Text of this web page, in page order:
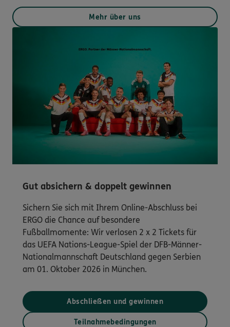
Mehr über uns
Gut absichern & doppelt gewinnen
Sichern Sie sich mit Ihrem Online-Abschluss bei
ERGO die Chance auf besondere
Fußballmomente: Wir verlosen 2 x 2 Tickets für
das UEFA Nations-League-Spiel der DFB-Männer-
Nationalmannschaft Deutschland gegen Serbien
am 01. Oktober 2026 in München.
Abschließen und gewinnen
Teilnahmebedingungen